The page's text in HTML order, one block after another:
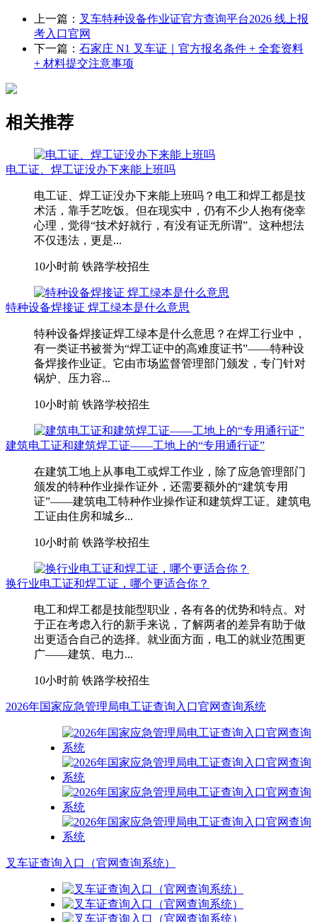
上一篇： 叉车特种设备作业证官方查询平台2026 线上报
考入口官网
下一篇： 石家庄 N1 叉车证｜官方报名条件 + 全套资料
+ 材料提交注意事项
相关推荐
电工证、焊工证没办下来能上班吗
电工证、焊工证没办下来能上班吗？电工和焊工都是技
术活，靠手艺吃饭。但在现实中，仍有不少人抱有侥幸
心理，觉得“技术好就行，有没有证无所谓”。这种想法
不仅违法，更是...
10小时前 铁路学校招生
特种设备焊接证 焊工绿本是什么意思
特种设备焊接证焊工绿本是什么意思？在焊工行业中，
有一类证书被誉为“焊工证中的高难度证书”——特种设
备焊接作业证。它由市场监督管理部门颁发，专门针对
锅炉、压力容...
10小时前 铁路学校招生
建筑电工证和建筑焊工证——工地上的“专用通行证”
在建筑工地上从事电工或焊工作业，除了应急管理部门
颁发的特种作业操作证外，还需要额外的“建筑专用
证”——建筑电工特种作业操作证和建筑焊工证。建筑电
工证由住房和城乡...
10小时前 铁路学校招生
换行业电工证和焊工证，哪个更适合你？
电工和焊工都是技能型职业，各有各的优势和特点。对
于正在考虑入行的新手来说，了解两者的差异有助于做
出更适合自己的选择。就业面方面，电工的就业范围更
广——建筑、电力...
10小时前 铁路学校招生
2026年国家应急管理局电工证查询入口官网查询系统
叉车证查询入口（官网查询系统）